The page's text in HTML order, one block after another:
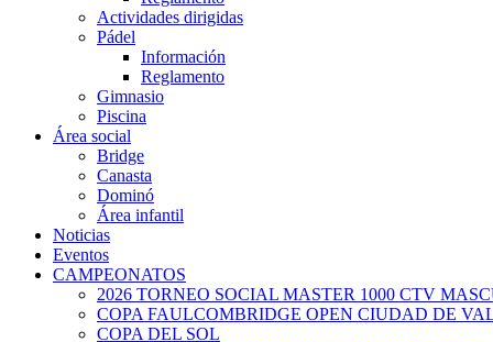
Actividades dirigidas
Pádel
Información
Reglamento
Gimnasio
Piscina
Área social
Bridge
Canasta
Dominó
Área infantil
Noticias
Eventos
CAMPEONATOS
2026 TORNEO SOCIAL MASTER 1000 CTV
COPA FAULCOMBRIDGE OPEN CIUDAD DE
COPA DEL SOL